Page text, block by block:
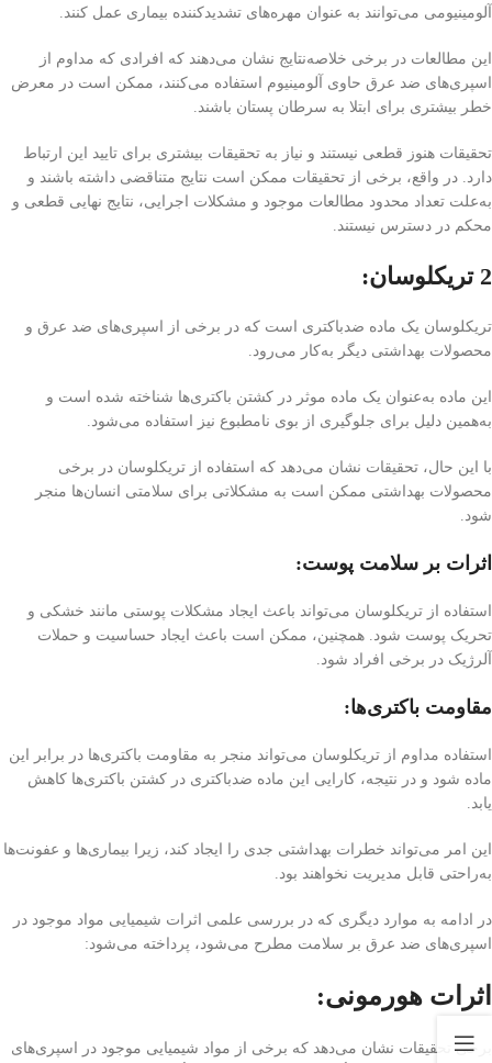
آلومینیومی می‌توانند به عنوان مهره‌های تشدیدکننده بیماری عمل کنند.
این مطالعات در برخی خلاصه‌نتایج نشان می‌دهند که افرادی که مداوم از
اسپری‌های ضد عرق حاوی آلومینیوم استفاده می‌کنند، ممکن است در معرض
خطر بیشتری برای ابتلا به سرطان پستان باشند.
تحقیقات هنوز قطعی نیستند و نیاز به تحقیقات بیشتری برای تایید این ارتباط
دارد. در واقع، برخی از تحقیقات ممکن است نتایج متناقضی داشته باشند و
به‌علت تعداد محدود مطالعات موجود و مشکلات اجرایی، نتایج نهایی قطعی و
محکم در دسترس نیستند.
2 تریکلوسان:
تریکلوسان یک ماده ضد‌باکتری است که در برخی از اسپری‌های ضد عرق و
محصولات بهداشتی دیگر به‌کار می‌رود.
این ماده به‌عنوان یک ماده موثر در کشتن باکتری‌ها شناخته شده است و
به‌همین دلیل برای جلوگیری از بوی نامطبوع نیز استفاده می‌شود.
با این حال، تحقیقات نشان می‌دهد که استفاده از تریکلوسان در برخی
محصولات بهداشتی ممکن است به مشکلاتی برای سلامتی انسان‌ها منجر
شود.
اثرات بر سلامت پوست:
استفاده از تریکلوسان می‌تواند باعث ایجاد مشکلات پوستی مانند خشکی و
تحریک پوست شود. همچنین، ممکن است باعث ایجاد حساسیت و حملات
آلرژیک در برخی افراد شود.
مقاومت باکتری‌ها:
استفاده مداوم از تریکلوسان می‌تواند منجر به مقاومت باکتری‌ها در برابر این
ماده شود و در نتیجه، کارایی این ماده ضد‌باکتری در کشتن باکتری‌ها کاهش
یابد.
این امر می‌تواند خطرات بهداشتی جدی را ایجاد کند، زیرا بیماری‌ها و عفونت‌ها
به‌راحتی قابل مدیریت نخواهند بود.
در ادامه به موارد دیگری که در بررسی علمی اثرات شیمیایی مواد موجود در
اسپری‌های ضد عرق بر سلامت مطرح می‌شود، پرداخته می‌شود:
اثرات هورمونی:
برخی تحقیقات نشان می‌دهد که برخی از مواد شیمیایی موجود در اسپری‌های